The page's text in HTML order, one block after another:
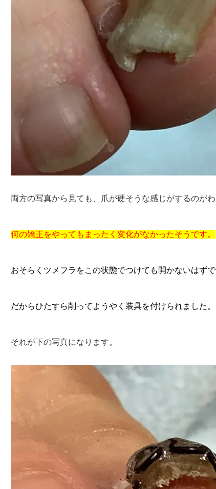
両方の写真から見ても、爪が硬そうな感じがするのが
何の矯正をやってもまったく変化がなかったそうです。
おそらくツメフラをこの状態でつけても開かないはず
だからひたすら削ってようやく装具を付けられました。
それが下の写真になります。